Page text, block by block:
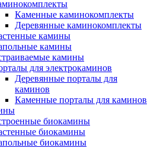
Каменные каминокомплекты
Деревянные каминокомплекты
камины
камины
камины
для электрокаминов
Деревянные порталы для
каминов
Каменные порталы для каминов
биокамины
биокамины
биокамины